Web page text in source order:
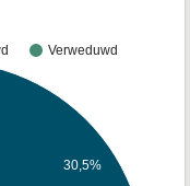
Verweduwd
30,5%